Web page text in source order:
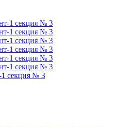
секция № 3